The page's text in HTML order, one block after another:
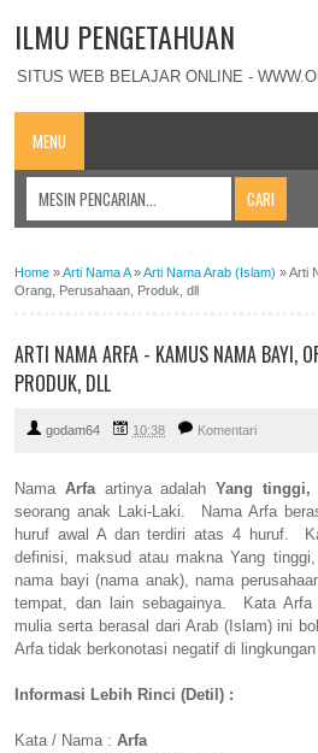
ILMU PENGETAHUAN
SITUS WEB BELAJAR ONLINE -
MENU
Home »Arti Nama A»Arti Nama Arab (Islam) »Arti
Orang, Perusahaan, Produk, dll
ARTI NAMA ARFA - KAMUS NAMA BAYI,
PRODUK, DLL
godam64 10:38 Komentari
Nama Arfaartinya adalahYang tinggi,
seorang anak Laki-Laki. Nama Arfa
huruf awal A dan terdiri atas 4 huruf.
definisi, maksud atau makna Yang
nama bayi (nama anak), nama
tempat, dan lain sebagainya. Kata Arfa
mulia serta berasal dari Arab (Islam) ini
Arfa tidak berkonotasi negatif di lingkungan
Informasi Lebih Rinci (Detil) :
Kata / Nama : Arfa